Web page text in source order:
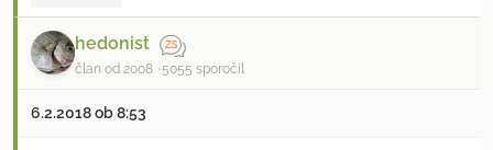
hedonist
član od 2008 5055 sporočil
6.2.2018 ob 8:53